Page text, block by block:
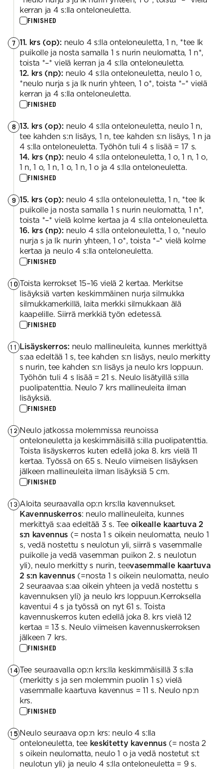
kerran ja 4 s:lla onteloneuletta.
FINISHED
7 11. krs (op): neulo 4 s:lla onteloneuletta, 1 n, *tee lk
puikolle ja nosta samalla 1 s nurin neulomatta, 1 n*,
toista *–* vielä kerran ja 4 s:lla onteloneuletta.
12. krs (np):neulo 4 s:lla onteloneuletta, neulo 1 o,
*neulo nurja s ja lk nurin yhteen, 1 o*, toista *–* vielä
kerran ja 4 s:lla onteloneuletta.
FINISHED
8 13. krs (op):neulo 4 s:lla onteloneuletta, neulo 1 n,
tee kahden s:n lisäys, 1 n, tee kahden s:n lisäys, 1 n ja
4 s:lla onteloneuletta. Työhön tuli 4 s lisää = 17 s.
14. krs (np):neulo 4 s:lla onteloneuletta, 1 o, 1 n, 1 o,
1 n, 1 o, 1 n, 1 o, 1 n, 1 o ja 4 s:lla onteloneuletta.
FINISHED
9 15. krs (op):neulo 4 s:lla onteloneuletta, 1 n, *tee lk
puikolle ja nosta samalla 1 s nurin neulomatta, 1 n*,
toista *–* vielä kolme kertaa ja 4 s:lla onteloneuletta.
16. krs (np):neulo 4 s:lla onteloneuletta, 1 o, *neulo
nurja s ja lk nurin yhteen, 1 o*, toista *–* vielä kolme
kertaa ja neulo 4 s:lla onteloneuletta.
FINISHED
10 Toista kerrokset 15–16 vielä 2 kertaa. Merkitse
lisäyksiä varten keskimmäinen nurja silmukka
silmukkamerkillä, laita merkki silmukkaan älä
kaapelille. Siirrä merkkiä työn edetessä.
FINISHED
11 Lisäyskerros:neulo mallineuleita, kunnes merkittyä
s:aa edeltää 1 s, tee kahden s:n lisäys, neulo merkitty
s nurin, tee kahden s:n lisäys ja neulo krs loppuun.
Työhön tuli 4 s lisää = 21 s. Neulo lisätyillä s:illa
puolipatenttia. Neulo 7 krs mallineuleita ilman
lisäyksiä.
FINISHED
12 Neulo jatkossa molemmissa reunoissa
onteloneuletta ja keskimmäisillä s:illa puolipatenttia.
Toista lisäyskerros kuten edellä joka 8. krs vielä 11
kertaa. Työssä on 65 s. Neulo viimeisen lisäyksen
jälkeen mallineuleita ilman lisäyksiä 5 cm.
FINISHED
13 Aloita seuraavalla op:n krs:lla kavennukset.
Kavennuskerros: neulo mallineuleita, kunnes
merkittyä s:aa edeltää 3 s. Tee oikealle kaartuva 2
s:n kavennus (= nosta 1 s oikein neulomatta, neulo 1
s, vedä nostettu s neulotun yli, siirrä s vasemmalle
puikolle ja vedä vasemman puikon 2. s neulotun
yli), neulo merkitty s nurin, teevasemmalle kaartuva
2 s:n kavennus(=nosta 1 s oikein neulomatta, neulo
2 seuraavaa s:aa oikein yhteen ja vedä nostettu s
kavennuksen yli) ja neulo krs loppuun.Kerroksella
kaventui 4 s ja työssä on nyt 61 s. Toista
kavennuskerros kuten edellä joka 8. krs vielä 12
kertaa = 13 s. Neulo viimeisen kavennuskerroksen
jälkeen 7 krs.
FINISHED
14 Tee seuraavalla op:n krs:lla keskimmäisillä 3 s:lla
(merkitty s ja sen molemmin puolin 1 s) vielä
vasemmalle kaartuva kavennus = 11 s. Neulo np:n
krs.
FINISHED
15 Neulo seuraava op:n krs: neulo 4 s:lla
onteloneuletta, tee keskitetty kavennus(= nosta 2
s oikein neulomatta, neulo 1 o ja vedä nostetut s:t
neulotun yli) ja neulo 4 s:lla onteloneuletta = 9 s.